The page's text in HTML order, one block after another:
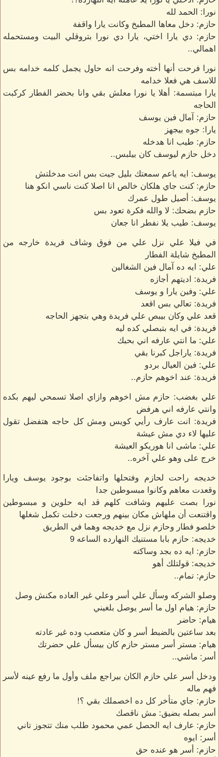
نورا: الحمد لله
حازم: دخل معاها المطبخ وكانت يارا واقفة
حازم: دي يارا اختي، يارا دي نورا بتروقلي البيت ومستحمله
اهمالي..
نورا فرحت أنها أخته وفرحت انه حاول يجمل كلمه خدامه بس
للاسف هي فعلا خدامه
يارا مبتسمة: أهلا يا نورا معلش بقي وانا بحضر الفطار كركبت
الحاجه
حازم: آمال فين يوسف
يارا: جوه بيجهز
حازم: طيب انا هدخله
دخل حازم ليوسف كان بيلبس..
يوسف: ايه ياعم سمعتك بليل جيت بس انت مدخلتش
حازم: كنت جاي هلكان خالص انا اصلا كنت ناسي انكو هنا
يوسف: أصيل طول عمرك
حازم بضحك: لا والله فكرة تعود بس
يوسف: طيب يلا نفطر انا جعان
في فيلا علي نزل علي من فوق وشاف فريدة خارجه من
المطبخ شايلة الفطار
علي: ايه ده آمال فين الشغالين
فريدة: اديتهم أجازه
علي: وفين يارا و يوسف
فريدة: تعالي بس اقعد
قعد علي وكان بيبص علي فريدة وهي بتجهز الحاجه
فريدة: في ايه بتبصلي كده ليه
علي: ما انتي عارفه اني بحبك
فريدة: ياراجل كبرنا بقي
علي: فين العيال بردو
فريدة: عند اخوهم حازم..
علي بغضب: حازم مش اخوهم وازاي اصلا تسمحي ليهم بكده
وانتي عارفه اني هرفض
فريدة: انت عارف رأيي كويس ومش كل حاجه هتفضل تقول
عليها لاء دي مش عيشة
علي: ماشى انا هوريكو العيشة
خرج على وهو علي آخره..
خديجه راحت لحازم وفتحلها واتفاجئت بوجود يوسف ويارا
وقعدت معاهم وكانوا مبسوطين جدا
نورا بصت عليهم وشافت كلهم قد ايه حلوين و مبسوطين
واقتنعت أن ملهاش مكان بينهم ورجعت دخلت تكمل شغلها
خلصو فطار وحازم نزل مع خديجه وهما في الطريق
خديجه: حازم بابا مستنيك النهارده الساعه 9
حازم: ايه ده بجد وساكته
خديجه: قولتلك أهو
حازم: تمام..
وصلو الشركه وسأل علي أسر وعلي غير العاده مكنش وصل
حازم: هيام اول ما أسر يوصل بلغيني
هيام: حاضر
بعد ساعتين بالضبط أسر و كان متعصب وده غير عادته
هيام: مستر أسر مستر حازم كان بيسأل علي حضرتك
أسر: ماشي..
ودخل أسر علي حازم الكان بيراجع ملف وأول ما رفع عينه لأسر
فهم ماله
حازم: جاي متأخر كل ده اخصملك بقي ؟!
أسر بصله بضيق: مش ناقصك
حازم: عارف ايه الحصل عمي محمود طلب منك تتجوز تاني
أسر: ايوه
حازم: أسر هو عنده حق